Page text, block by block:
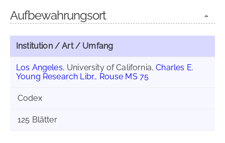
Aufbewahrungsort
Institution / Art / Umfang
Los Angeles, University of California,Charles E.
Young Research Libr., Rouse MS 75
Codex
125 Blätter